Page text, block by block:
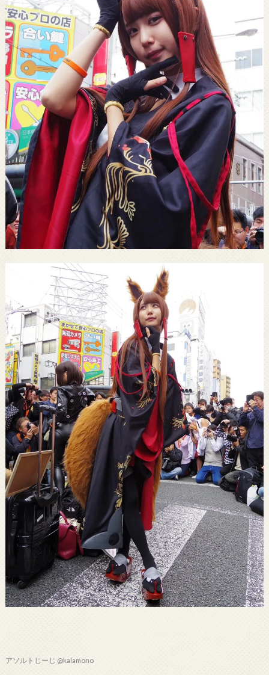
アソルトじーじ @kalamono